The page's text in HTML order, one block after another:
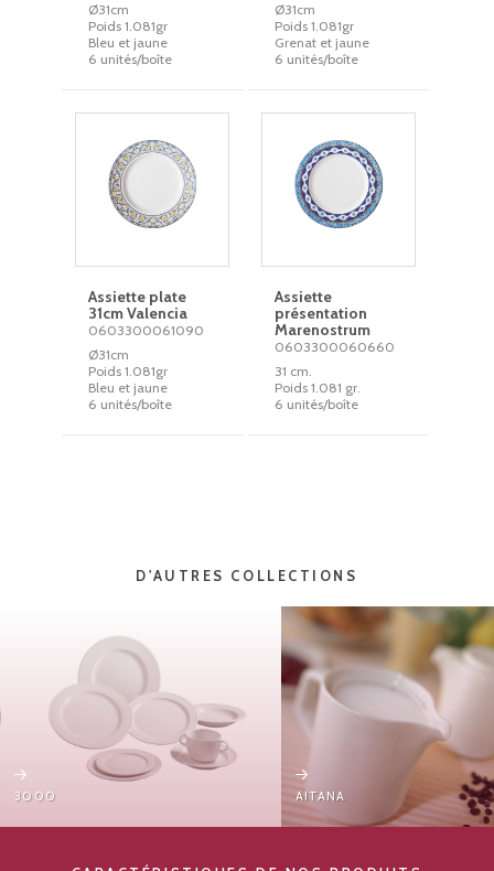
Ø31cm
Poids 1.081gr
Bleu et jaune
6 unités/boîte
Ø31cm
Poids 1.081gr
Grenat et jaune
6 unités/boîte
Assiette plate
31cm Valencia
0603300061090
Ø31cm
Poids 1.081gr
Bleu et jaune
6 unités/boîte
Assiette
présentation
Marenostrum
0603300060660
31 cm.
Poids 1.081 gr.
6 unités/boîte
D'AUTRES COLLECTIONS
3000 AITANA